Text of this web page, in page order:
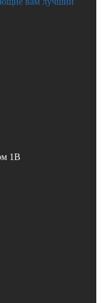
1В